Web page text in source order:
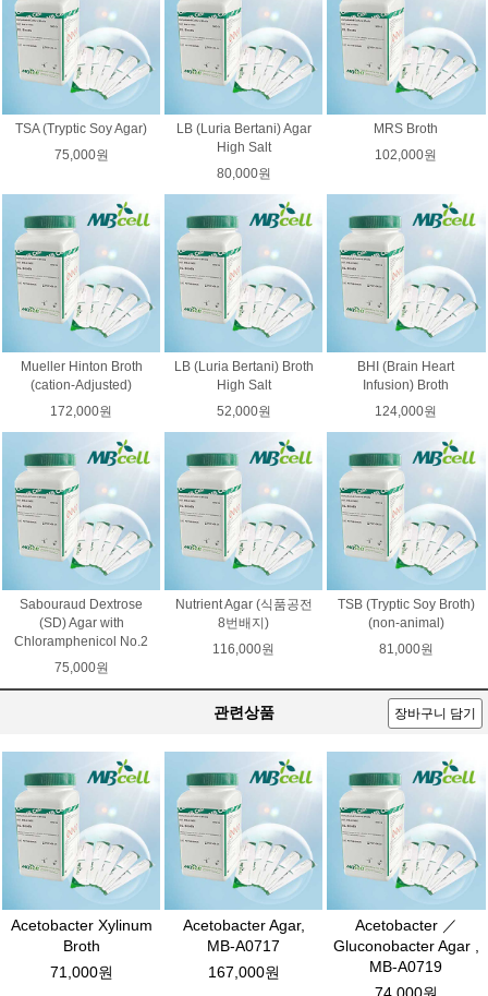
TSA (Tryptic Soy Agar)
75,000원
LB (Luria Bertani) Agar
High Salt
80,000원
MRS Broth
102,000원
Mueller Hinton Broth
(cation-Adjusted)
172,000원
LB (Luria Bertani) Broth
High Salt
52,000원
BHI (Brain Heart
Infusion) Broth
124,000원
Sabouraud Dextrose
(SD) Agar with
Chloramphenicol No.2
75,000원
Nutrient Agar (식품공전
8번배지)
116,000원
TSB (Tryptic Soy Broth)
(non-animal)
81,000원
관련상품 장바구니 담기
Acetobacter Xylinum
Broth
71,000원
Acetobacter Agar,
MB-A0717
167,000원
Acetobacter ／
Gluconobacter Agar ,
MB-A0719